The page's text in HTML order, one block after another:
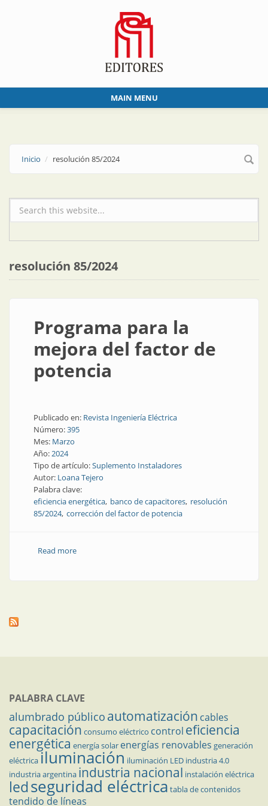
MAIN MENU
Inicio resolución 85/2024
Formulario de búsqueda
resolución 85/2024
Programa para la
mejora del factor de
potencia
Publicado en: Revista Ingeniería Eléctrica
Número:395
Mes: Marzo
Año:2024
Tipo de artículo:Suplemento Instaladores
Autor: Loana Tejero
Palabra clave:
eficiencia energética banco de capacitores resolución
85/2024 corrección del factor de potencia
Read moreabout Programa para la mejora del factor de potencia
PALABRA CLAVE
alumbrado público automatización cables
capacitación consumo eléctrico control eficiencia
energética energía solar energías renovables generación
eléctricailuminación iluminación LED industria 4.0
industria argentina industria nacional instalación eléctrica
ledseguridad eléctrica tabla de contenidos
tendido de líneas